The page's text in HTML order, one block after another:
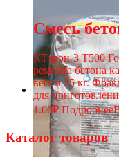
Смесь
КТтрон-3 Т500
ремонта бетона
весом 25 кг.
для
1.00₽ Подробнее
Каталог товаров